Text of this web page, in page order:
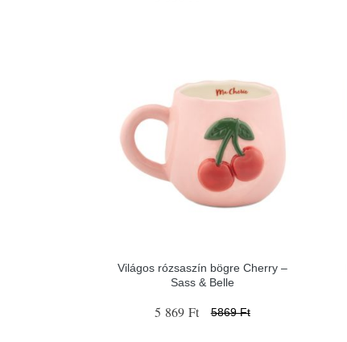
Világos rózsaszín bögre Cherry –
Sass & Belle
5 869 Ft 5869 Ft